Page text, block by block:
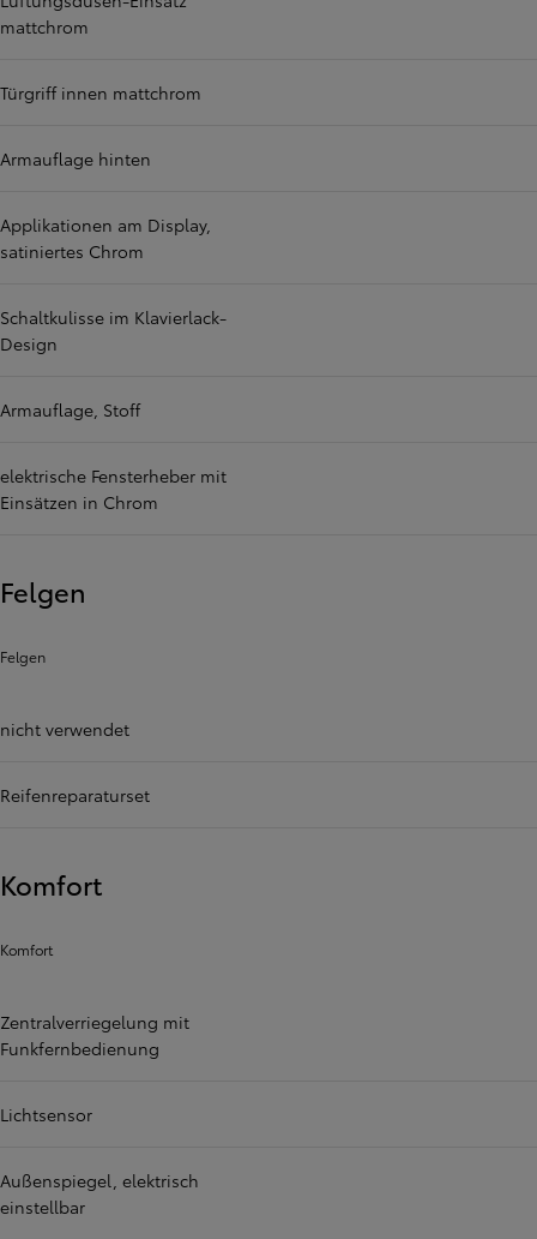
mattchrom
Türgriff innen mattchrom
Armauflage hinten
Applikationen am Display,
satiniertes Chrom
Schaltkulisse im Klavierlack-
Design
Armauflage, Stoff
elektrische Fensterheber mit
Einsätzen in Chrom
Felgen
Felgen
nicht verwendet
Reifenreparaturset
Komfort
Komfort
Zentralverriegelung mit
Funkfernbedienung
Lichtsensor
Außenspiegel, elektrisch
einstellbar